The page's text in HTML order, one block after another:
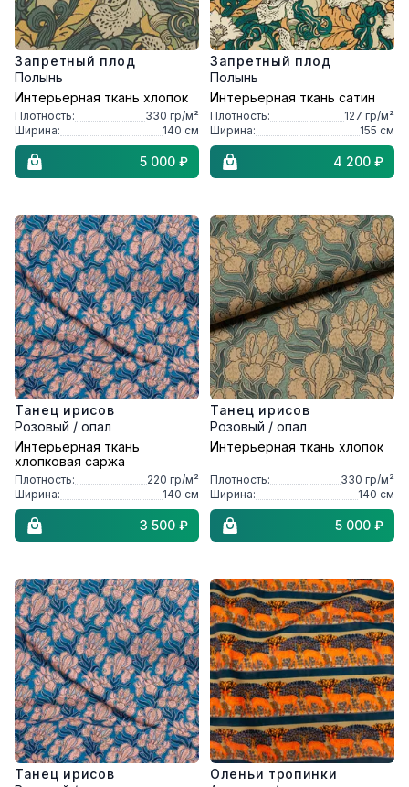
Запретный плод
Полынь
Интерьерная ткань хлопок
Плотность: 330 гр/м²
Ширина:
140 см
5 000 ₽
Запретный плод
Полынь
Интерьерная ткань сатин
Плотность: 127 гр/м²
Ширина:
155 см
4 200 ₽
Танец ирисов
Розовый / опал
Интерьерная ткань
хлопковая саржа
Плотность: 220 гр/м²
Ширина:
140 см
3 500 ₽
Танец ирисов
Розовый / опал
Интерьерная ткань хлопок
Плотность: 330 гр/м²
Ширина:
140 см
5 000 ₽
Танец ирисов
Оленьи тропинки